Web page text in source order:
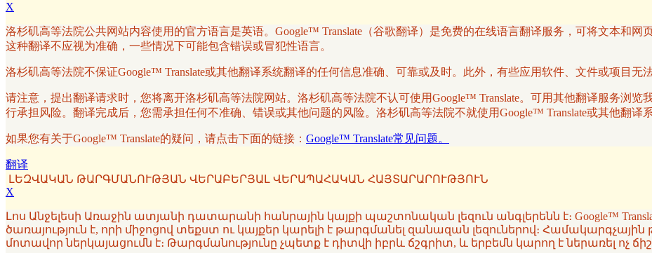
X
洛杉矶高等法院公共网站内容使用的官方语言是英语。Google™ Translate（谷歌翻译）是免费的在线语言翻译服务，可将文本和网
这种翻译不应视为准确，一些情况下可能包含错误或冒犯性语言。
洛杉矶高等法院不保证Google™ Translate或其他翻译系统翻译的任何信息准确、可靠或及时。此外，有些应用软件、文件或项目无
请注意，提出翻译请求时，您将离开洛杉矶高等法院网站。洛杉矶高等法院不认可使用Google™ Translate。可用其他翻译服务浏
行承担风险。翻译完成后，您需承担任何不准确、错误或其他问题的风险。洛杉矶高等法院不就使用Google™ Translate或其他翻译
如果您有关于Google™ Translate的疑问，请点击下面的链接： Google™ Translate常见问题。
翻译
ԼԵԶՎԱԿԱՆ ԹԱՐԳՄԱՆՈՒԹՅԱՆ ՎԵՐԱԲԵՐՅԱԼ ՎԵՐԱՊԱՀԱԿԱՆ ՀԱՅՏԱՐԱՐՈՒԹՅՈՒՆ
X
Լոս Անջելեսի Առաջին ատյանի դատարանի հանրային կայքի պաշտոնական լեզուն անգլերենն է։ Google™
ծառայություն է, որի միջոցով տեքստ ու կայքեր կարելի է թարգմանել զանազան լեզուներով։
մոտավոր ներկայացումն է։ Թարգմանությունը չպետք է դիտվի իբրև ճշգրիտ, և երբեմն կարող է ներառել ոչ